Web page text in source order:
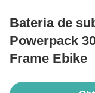
Bateria de
Powerpack
Frame Ebike